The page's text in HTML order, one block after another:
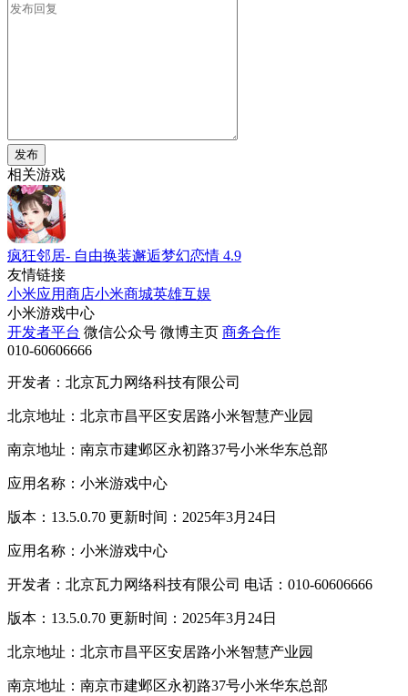
发布
相关游戏
疯狂邻居- 自由换装邂逅梦幻恋情 4.9
友情链接
小米应用商店小米商城英雄互娱
小米游戏中心
开发者平台 微信公众号 微博主页 商务合作
010-60606666
开发者：北京瓦力网络科技有限公司
北京地址：北京市昌平区安居路小米智慧产业园
南京地址：南京市建邺区永初路37号小米华东总部
应用名称：小米游戏中心
版本：13.5.0.70 更新时间：2025年3月24日
应用名称：小米游戏中心
开发者：北京瓦力网络科技有限公司 电话：010-60606666
版本：13.5.0.70 更新时间：2025年3月24日
北京地址：北京市昌平区安居路小米智慧产业园
南京地址：南京市建邺区永初路37号小米华东总部